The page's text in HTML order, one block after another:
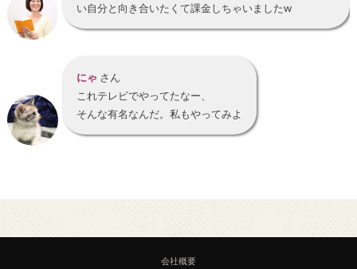
い自分と向き合いたくて課金しちゃいましたw
にゃ さん
これテレビでやってたなー、
そんな有名なんだ。私もやってみよ
会社概要